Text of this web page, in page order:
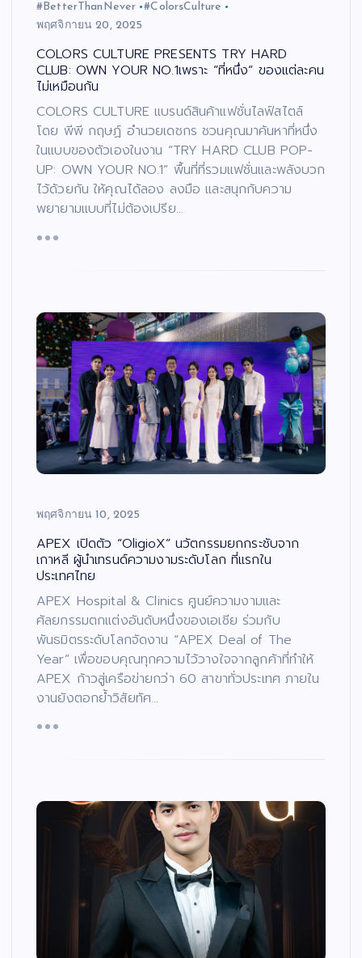
#BetterThanNever
#ColorsCulture
พฤศจิกายน 20, 2025
COLORS CULTURE PRESENTS TRY HARD
CLUB: OWN YOUR NO.1เพราะ “ที่หนึ่ง” ของแต่ละคน
ไม่เหมือนกัน
COLORS CULTURE แบรนด์สินค้าแฟชั่นไลฟ์สไตล์
โดย พีพี กฤษฏ์ อำนวยเดชกร ชวนคุณมาค้นหาที่หนึ่ง
ในแบบของตัวเองในงาน “TRY HARD CLUB POP-
UP: OWN YOUR NO.1” พื้นที่ที่รวมแฟชั่นและพลังบวก
ไว้ด้วยกัน ให้คุณได้ลอง ลงมือ และสนุกกับความ
พยายามแบบที่ไม่ต้องเปรีย…
พฤศจิกายน 10, 2025
APEX เปิดตัว “OligioX” นวัตกรรมยกกระชับจาก
เกาหลี ผู้นำเทรนด์ความงามระดับโลก ที่แรกใน
ประเทศไทย
APEX Hospital & Clinics ศูนย์ความงามและ
ศัลยกรรมตกแต่งอันดับหนึ่งของเอเชีย ร่วมกับ
พันธมิตรระดับโลกจัดงาน “APEX Deal of The
Year” เพื่อขอบคุณทุกความไว้วางใจจากลูกค้าที่ทำให้
APEX ก้าวสู่เครือข่ายกว่า 60 สาขาทั่วประเทศ ภายใน
งานยังตอกย้ำวิสัยทัศ…